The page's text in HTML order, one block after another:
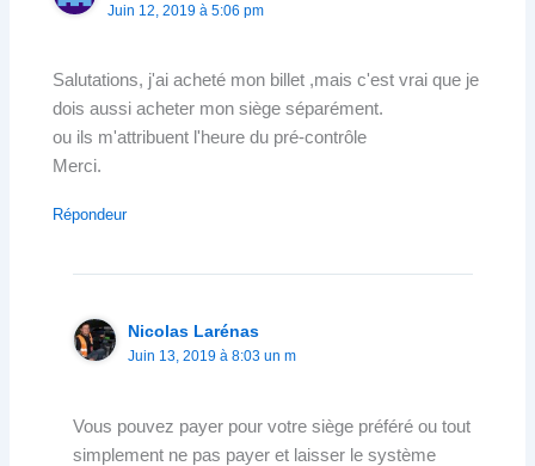
Juin 12, 2019 à 5:06 pm
Salutations, j'ai acheté mon billet ,mais c'est vrai que je
dois aussi acheter mon siège séparément.
ou ils m'attribuent l'heure du pré-contrôle
Merci.
Répondeur
Nicolas Larénas
Juin 13, 2019 à 8:03 un m
Vous pouvez payer pour votre siège préféré ou tout
simplement ne pas payer et laisser le système